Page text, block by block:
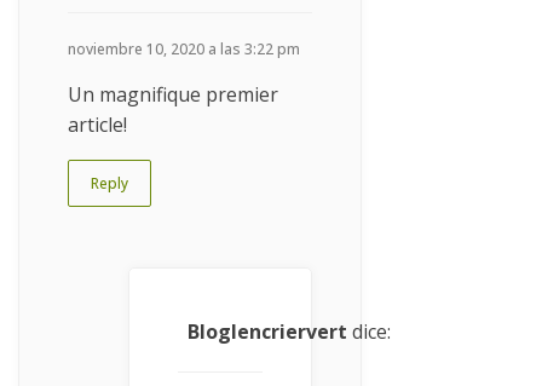
noviembre 10, 2020 a las 3:22 pm
Un magnifique premier
article!
Reply
Bloglencriervert dice: